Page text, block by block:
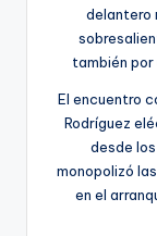
delantero
también por
El encuentro
Rodríguez
desde
monopolizó
en el